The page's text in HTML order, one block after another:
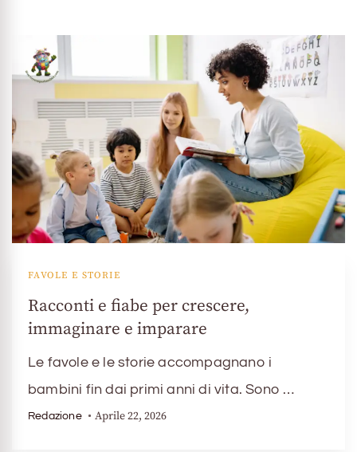
FAVOLE E STORIE
Racconti e fiabe per crescere,
immaginare e imparare
Le favole e le storie accompagnano i
bambini fin dai primi anni di vita. Sono …
Redazione Aprile 22, 2026